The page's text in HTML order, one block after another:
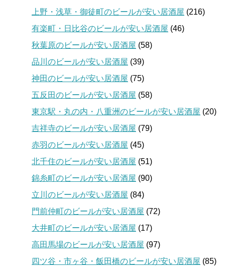
上野・浅草・御徒町のビールが安い居酒屋 (216)
有楽町・日比谷のビールが安い居酒屋 (46)
秋葉原のビールが安い居酒屋 (58)
品川のビールが安い居酒屋 (39)
神田のビールが安い居酒屋 (75)
五反田のビールが安い居酒屋 (58)
東京駅・丸の内・八重洲のビールが安い居酒屋 (20)
吉祥寺のビールが安い居酒屋 (79)
赤羽のビールが安い居酒屋 (45)
北千住のビールが安い居酒屋 (51)
錦糸町のビールが安い居酒屋 (90)
立川のビールが安い居酒屋 (84)
門前仲町のビールが安い居酒屋 (72)
大井町のビールが安い居酒屋 (17)
高田馬場のビールが安い居酒屋 (97)
四ツ谷・市ヶ谷・飯田橋のビールが安い居酒屋 (85)